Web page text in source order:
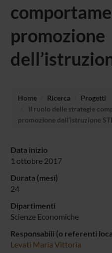
promozione
Home Ricerca
Progetti
Il ruolo delle strategie
promozione dell’istruzione
Data inizio
1 ottobre 2017
Durata (mesi)
24
Dipartimenti
Scienze Economiche
Responsabili (o referenti
Levati Maria Vittoria